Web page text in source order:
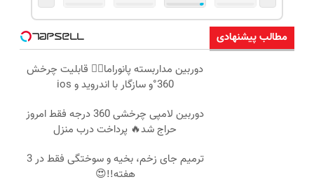
مطالب پیشنهادی
دوربین مداربسته پانوراما👈🏻 قابلیت چرخش
360°و سازگار با اندروید و ios
دوربین لامپی چرخشی 360 درجه فقط امروز
حراج شد🔥 پرداخت درب منزل
ترمیم جای زخم، بخیه و سوختگی فقط در 3
هفته!!😍